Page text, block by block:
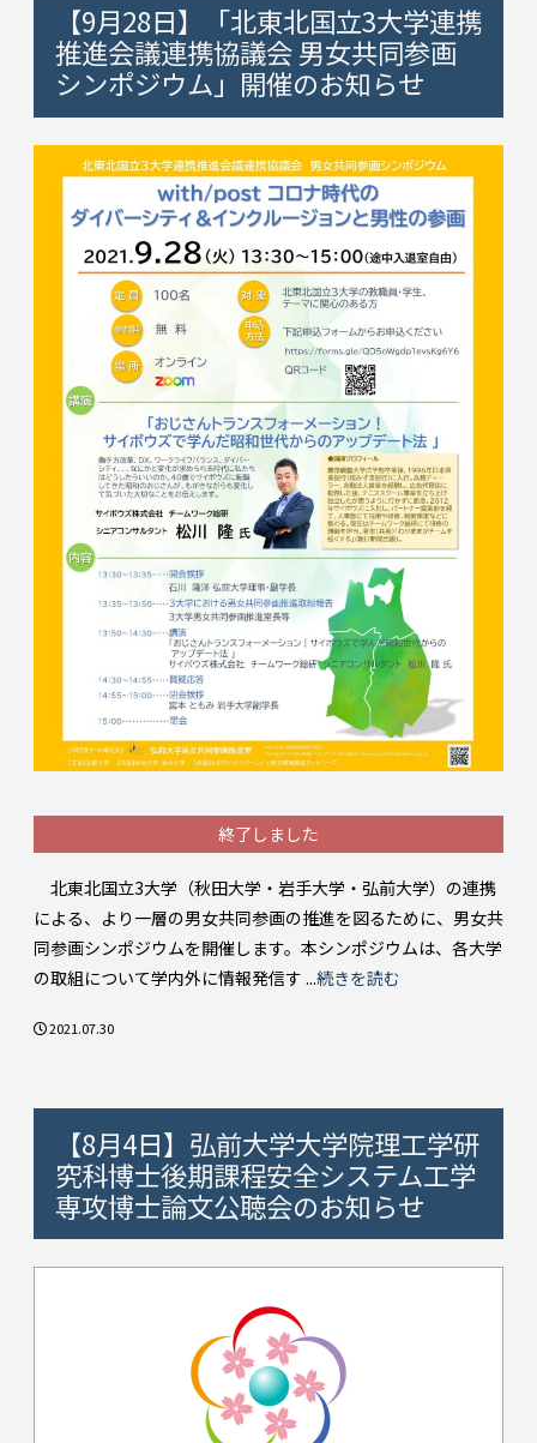
【9月28日】「北東北国立3大学連携
推進会議連携協議会 男女共同参画
シンポジウム」開催のお知らせ
終了しました
北東北国立3大学（秋田大学・岩手大学・弘前大学）の連携
による、より一層の男女共同参画の推進を図るために、男女共
同参画シンポジウムを開催します。本シンポジウムは、各大学
の取組について学内外に情報発信す ...続きを読む
2021.07.30
【8月4日】弘前大学大学院理工学研
究科博士後期課程安全システム工学
専攻博士論文公聴会のお知らせ